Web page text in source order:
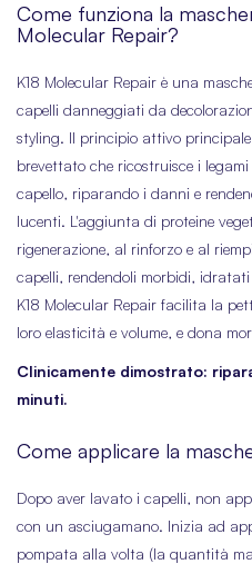
Come funziona la
Molecular Repair?
K18 Molecular Repair è una
capelli danneggiati da
styling. Il principio attivo principale
brevettato che ricostruisce i
capello, riparando i danni e
lucenti. L'aggiunta di proteine
rigenerazione, al rinforzo e al
capelli, rendendoli morbidi,
K18 Molecular Repair facilita la
loro elasticità e volume, e dona
Clinicamente dimostrato:
minuti.
Come applicare la
Dopo aver lavato i capelli, non
con un asciugamano. Inizia ad
pompata alla volta (la quantità